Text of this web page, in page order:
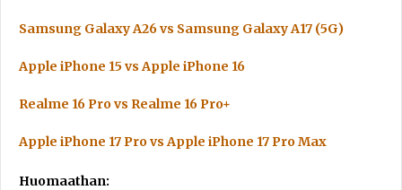
Samsung Galaxy A26 vs Samsung Galaxy A17 (5G)
Apple iPhone 15 vs Apple iPhone 16
Realme 16 Pro vs Realme 16 Pro+
Apple iPhone 17 Pro vs Apple iPhone 17 Pro Max
Huomaathan: